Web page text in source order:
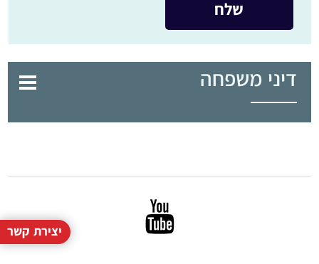
דיני משפחה
יצירת קשר